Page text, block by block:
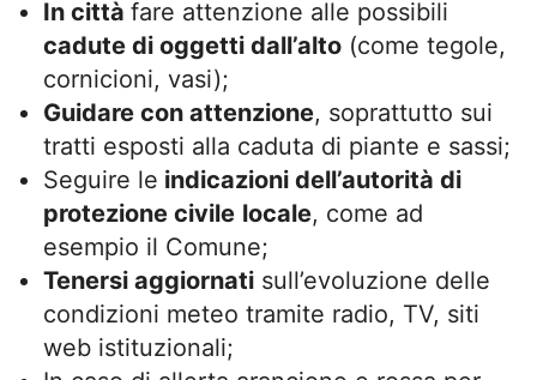
In città fare attenzione alle possibili
cadute di oggetti dall’alto (come tegole,
cornicioni, vasi);
Guidare con attenzione, soprattutto sui
tratti esposti alla caduta di piante e sassi;
Seguire le indicazioni dell’autorità di
protezione civile locale, come ad
esempio il Comune;
Tenersi aggiornati sull’evoluzione delle
condizioni meteo tramite radio, TV, siti
web istituzionali;